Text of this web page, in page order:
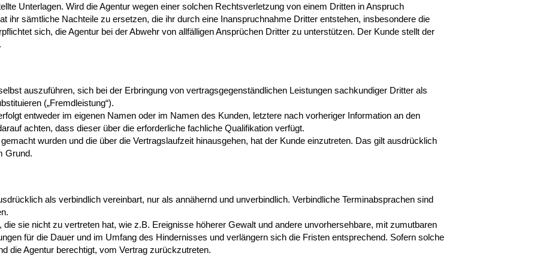
Unterlagen. Wird die Agentur wegen einer solchen Rechtsverletzung von einem Dritten in Anspruch
ihr sämtliche Nachteile zu ersetzen, die ihr durch eine Inanspruchnahme Dritter entstehen, insbesondere die
sich, die Agentur bei der Abwehr von allfälligen Ansprüchen Dritter zu unterstützen. Der Kunde stellt der
auszuführen, sich bei der Erbringung von vertragsgegenständlichen Leistungen sachkundiger Dritter als
(„Fremdleistung“).
entweder im eigenen Namen oder im Namen des Kunden, letztere nach vorheriger Information an den
achten, dass dieser über die erforderliche fachliche Qualifikation verfügt.
wurden und die über die Vertragslaufzeit hinausgehen, hat der Kunde einzutreten. Das gilt ausdrücklich
Grund.
als verbindlich vereinbart, nur als annähernd und unverbindlich. Verbindliche Terminabsprachen sind
sie nicht zu vertreten hat, wie z.B. Ereignisse höherer Gewalt und andere unvorhersehbare, mit zumutbaren
für die Dauer und im Umfang des Hindernisses und verlängern sich die Fristen entsprechend. Sofern solche
die Agentur berechtigt, vom Vertrag zurückzutreten.